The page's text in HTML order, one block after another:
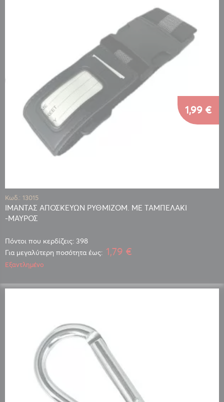
Κωδ.: 13015
ΙΜΑΝΤΑΣ ΑΠΟΣΚΕΥΩΝ ΡΥΘΜΙΖΟΜ. ΜΕ ΤΑΜΠΕΛΑΚΙ
-ΜΑΥΡΟΣ
Πόντοι που κερδίζεις: 398
1,99 €
Για μεγαλύτερη ποσότητα έως: 1,79 €
Εξαντλημένο